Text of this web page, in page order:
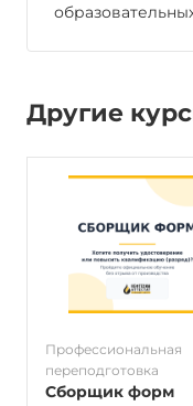
Другие
Профессиональная
переподготовка
Сборщик форм